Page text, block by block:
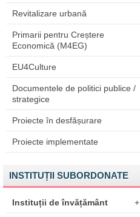
Revitalizare urbană
Primarii pentru Creștere
Economică (M4EG)
EU4Culture
Documentele de politici publice /
strategice
Proiecte în desfășurare
Proiecte implementate
INSTITUȚII SUBORDONATE
Instituții de învățământ +